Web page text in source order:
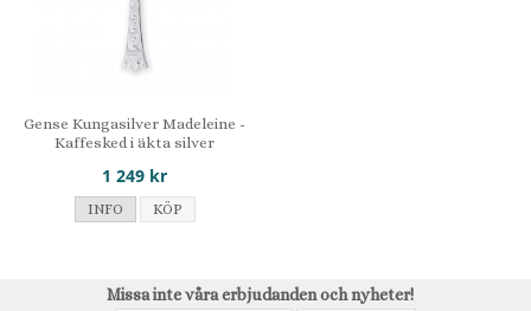
Gense Kungasilver Madeleine -
Kaffesked i äkta silver
1 249 kr
INFO KÖP
Missa inte våra erbjudanden och nyheter!